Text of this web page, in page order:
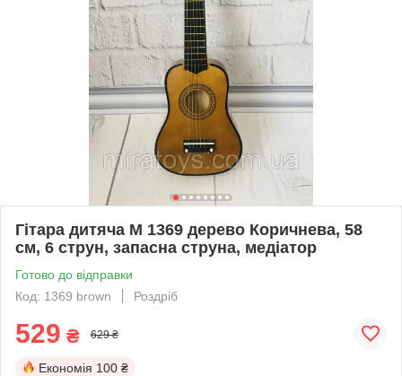
Гітара дитяча M 1369 дерево Коричнева, 58
см, 6 струн, запасна струна, медіатор
Готово до відправки
Код: 1369 brown
Роздріб
529 ₴ 629 ₴
Економія 100 ₴